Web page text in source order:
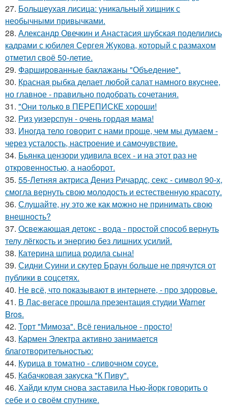
27. Большеухая лисица: уникальный хищник с
необычными привычками.
28. Александр Овечкин и Анастасия шубская поделились
кадрами с юбилея Сергея Жукова, который с размахом
отметил своё 50-летие.
29. Фаршированные баклажаны "Объедение".
30. Красная рыбка делает любой салат намного вкуснее,
но главное - правильно подобрать сочетания.
31. "Они только в ПЕРЕПИСКЕ хороши!
32. Риз уизерспун - очень гордая мама!
33. Иногда тело говорит с нами проще, чем мы думаем -
через усталость, настроение и самочувствие.
34. Бьянка цензори удивила всех - и на этот раз не
откровенностью, а наоборот.
35. 55-Летняя актриса Дениз Ричардс, секс - символ 90-х,
смогла вернуть свою молодость и естественную красоту.
36. Слушайте, ну это же как можно не принимать свою
внешность?
37. Освежающая детокс - вода - простой способ вернуть
телу лёгкость и энергию без лишних усилий.
38. Катерина шпица родила сына!
39. Сидни Суини и скутер Браун больше не прячутся от
публики в соцсетях.
40. Не всё, что показывают в интернете, - про здоровье.
41. В Лас-вегасе прошла презентация студии Warner
Bros.
42. Торт "Мимоза". Всё гениальное - просто!
43. Кармен Электра активно занимается
благотворительностью:
44. Курица в томатно - сливочном соусе.
45. Кабачковая закуска "К Пиву".
46. Хайди клум снова заставила Нью-йорк говорить о
себе и о своём спутнике.